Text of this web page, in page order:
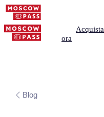
Acquista
ora
Blog